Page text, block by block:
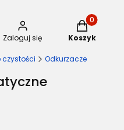
Zaloguj się
Produkty
Koszyk
czystości Odkurzacze